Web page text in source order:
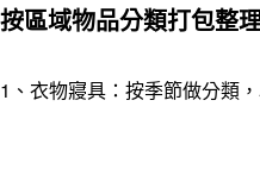
按區域物品分類打包整
1、衣物寢具：按季節做分類